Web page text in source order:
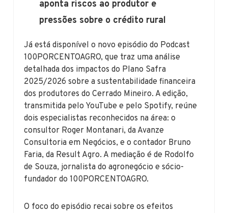
aponta riscos ao produtor e
pressões sobre o crédito rural
Já está disponível o novo episódio do Podcast
100PORCENTOAGRO, que traz uma análise
detalhada dos impactos do Plano Safra
2025/2026 sobre a sustentabilidade financeira
dos produtores do Cerrado Mineiro. A edição,
transmitida pelo YouTube e pelo Spotify, reúne
dois especialistas reconhecidos na área: o
consultor Roger Montanari, da Avanze
Consultoria em Negócios, e o contador Bruno
Faria, da Result Agro. A mediação é de Rodolfo
de Souza, jornalista do agronegócio e sócio-
fundador do 100PORCENTOAGRO.
O foco do episódio recai sobre os efeitos